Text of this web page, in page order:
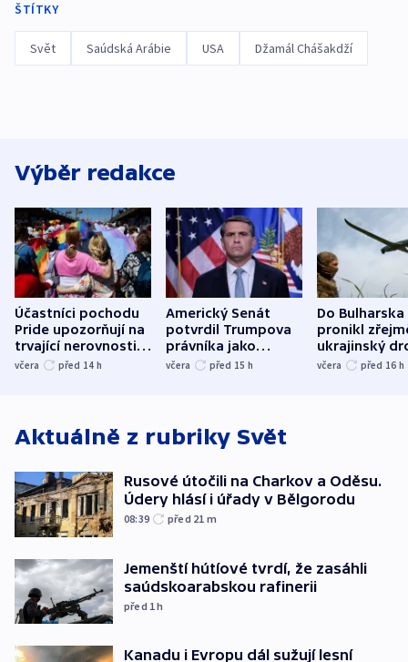
ŠTÍTKY
Svět Saúdská Arábie USA Džamál Chášakdží
Výběr redakce
Účastníci pochodu
Pride upozorňují na
trvající nerovnosti i
společenskou
včera před 14 h
Americký Senát
potvrdil Trumpova
právníka jako
ministra
včera před 15 h
Do Bulharska
pronikl
ukrajinský
explodoval
včera před 16 h
Aktuálně z rubriky Svět
Rusové útočili na Charkov a Oděsu.
Údery hlásí i úřady v Bělgorodu
08:39 před 21 m
Jemenští hútíové tvrdí, že zasáhli
saúdskoarabskou rafinerii
před 1h
Kanadu i Evropu dál sužují lesní